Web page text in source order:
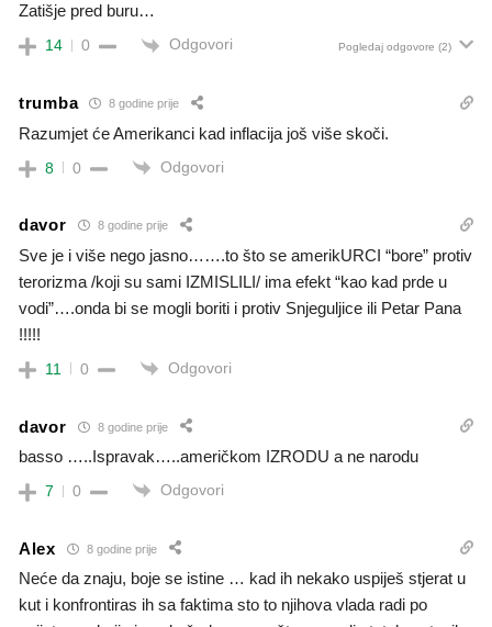
Zatišje pred buru…
14 0 Odgovori Pogledaj odgovore (2)
trumba 8 godine prije
Razumjet će Amerikanci kad inflacija još više skoči.
8 0 Odgovori
davor 8 godine prije
Sve je i više nego jasno…….to što se amerikURCI “bore” protiv
terorizma /koji su sami IZMISLILI/ ima efekt “kao kad prde u
vodi”….onda bi se mogli boriti i protiv Snjeguljice ili Petar Pana
!!!!!
11 0 Odgovori
davor 8 godine prije
basso …..Ispravak…..američkom IZRODU a ne narodu
7 0 Odgovori
Alex 8 godine prije
Neće da znaju, boje se istine … kad ih nekako uspiješ stjerat u
kut i konfrontiras ih sa faktima sto to njihova vlada radi po